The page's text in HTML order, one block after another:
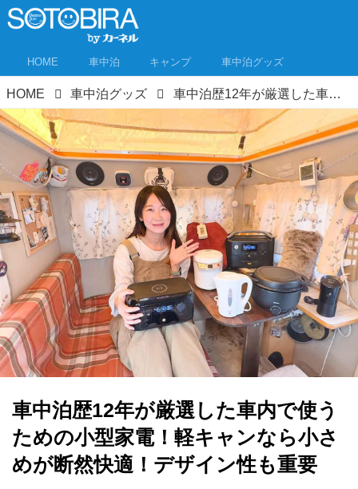
HOME 車中泊 キャンプ 車中泊グッズ
HOME 車中泊グッズ 車中泊歴12年が厳選した車内で使うための小型家電！軽キャンなら小さめが断然快適！デザイン性も重要
車中泊歴12年が厳選した車内で使う
ための小型家電！軽キャンなら小さ
めが断然快適！デザイン性も重要